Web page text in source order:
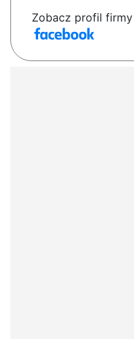
Zobacz profil firmy